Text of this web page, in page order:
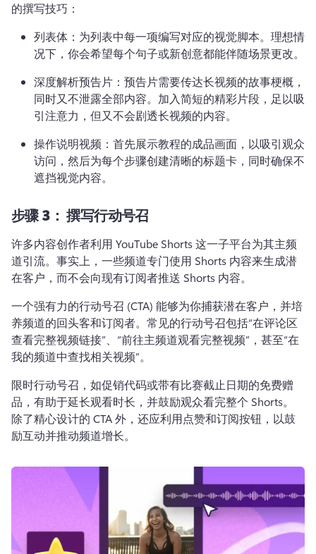
的撰写技巧：
列表体：为列表中每一项编写对应的视觉脚本。 理想情
况下，你会希望每个句子或新创意都能伴随场景更改。
深度解析预告片：预告片需要传达长视频的故事梗概，
同时又不泄露全部内容。 加入简短的精彩片段，足以吸
引注意力，但又不会剧透长视频的内容。
操作说明视频：首先展示教程的成品画面，以吸引观众
访问，然后为每个步骤创建清晰的标题卡，同时确保不
遮挡视觉内容。
步骤 3：撰写行动号召
许多内容创作者利用 YouTube Shorts 这一子平台为其主频
道引流。 事实上，一些频道专门使用 Shorts 内容来生成潜
在客户，而不会向现有订阅者推送 Shorts 内容。
一个强有力的行动号召 (CTA) 能够为你捕获潜在客户，并培
养频道的回头客和订阅者。 常见的行动号召包括“在评论区
查看完整视频链接”、“前往主频道观看完整视频”，甚至“在
我的频道中查找相关视频”。
限时行动号召，如促销代码或带有比赛截止日期的免费赠
品，有助于延长观看时长，并鼓励观众看完整个 Shorts。
除了精心设计的 CTA 外，还应利用点赞和订阅按钮，以鼓
励互动并推动频道增长。